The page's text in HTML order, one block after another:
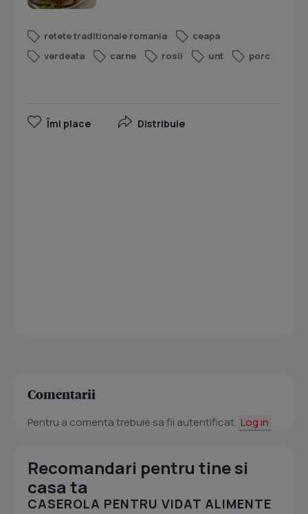
retete traditionale romania
ceapa
verdeata
carne rosii unt porc
Îmi place Distribuie
Comentarii
Pentru a comenta trebuie sa fii autentificat. Log in
Recomandari pentru tine si
casa ta
CASEROLA PENTRU VIDAT ALIMENTE